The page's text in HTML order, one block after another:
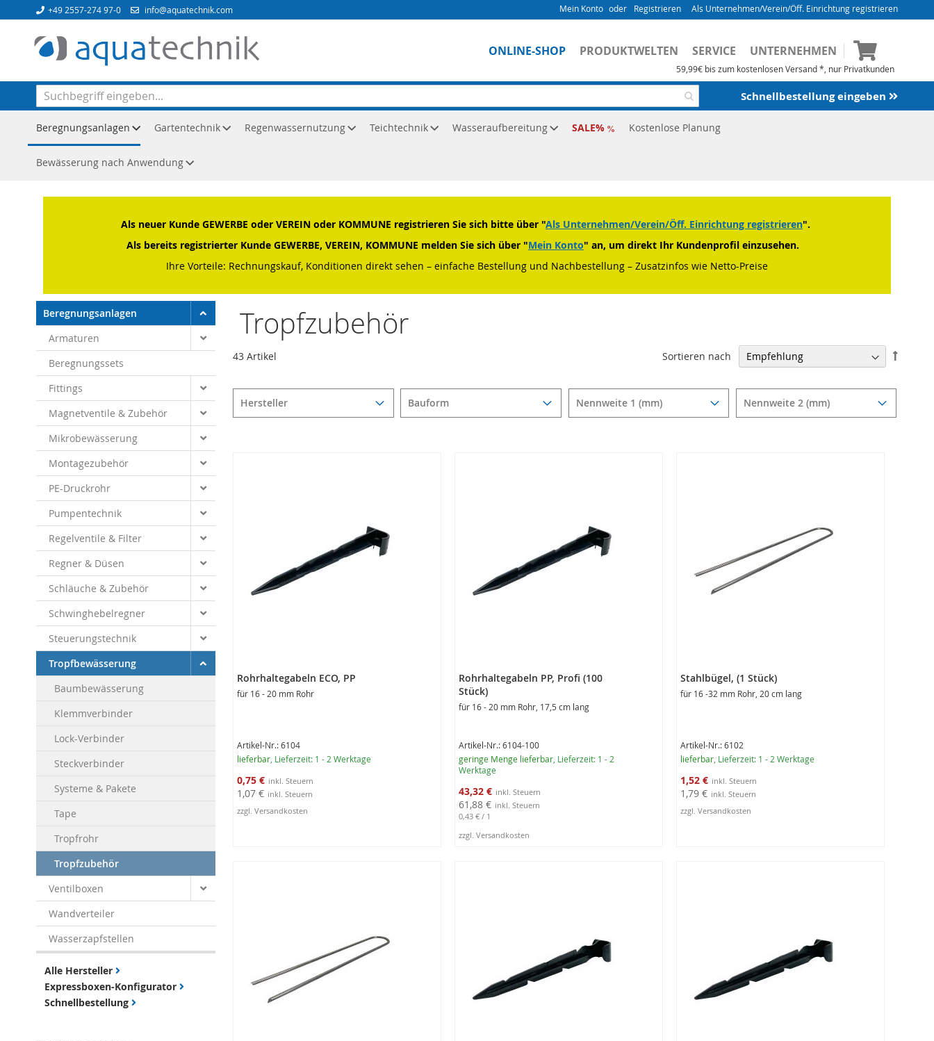
+49 2557-274 97-0 info@aquatechnik.com
Direkt
zum
Inhalt
Als Unternehmen/Verein/Öff. Einrichtung registrieren
Mein Konto Registrieren
ONLINE-SHOP PRODUKTWELTEN SERVICE UNTERNEHMEN
59,99€ bis zum kostenlosen Versand *, nur Privatkunden
Mein
Schnellbestellung eingeben
Beregnungsanlagen Gartentechnik Regenwassernutzung Teichtechnik Wasseraufbereitung SALE Kostenlose Planung
Bewässerung nach Anwendung
Startseite Beregnungsanlagen
Als neuer Kunde GEWERBE oder VEREIN oder KOMMUNE registrieren Sie sich bitte über "Als Unternehmen/Verein/Öff. Einrichtung registrieren".
Als bereits registrierter Kunde GEWERBE, VEREIN, KOMMUNE melden Sie sich über "Mein Konto" an, um direkt Ihr Kundenprofil einzusehen.
Ihre Vorteile: Rechnungskauf, Konditionen direkt sehen – einfache Bestellung und Nachbestellung – Zusatzinfos wie Netto-Preise
Tropfzubehör
43 Artikel Sortieren nach
In
Hersteller
Bauform Nennweite 1 (mm) Nennweite 2 (mm)
Rohrhaltegabeln ECO, PP
für 16 - 20 mm Rohr
Artikel-Nr.: 6104
lieferbar , Lieferzeit: 1 - 2 Werktage
Sonderangebot
0,75 €
1,07 €
zzgl. Versandkosten
Rohrhaltegabeln PP, Profi (100
Stück)
für 16 - 20 mm Rohr, 17,5 cm lang
Artikel-Nr.: 6104-100
geringe Menge lieferbar , Lieferzeit: 1 - 2
Werktage
Sonderangebot
43,32 €
61,88 €
0,43 € / 1
zzgl. Versandkosten
Stahlbügel, (1 Stück)
für 16 -32 mm Rohr, 20 cm lang
Artikel-Nr.: 6102
lieferbar , Lieferzeit: 1 - 2 Werktage
Sonderangebot
1,52 €
1,79 €
zzgl. Versandkosten
Beregnungsanlagen
Armaturen
Beregnungssets
Fittings
Magnetventile & Zubehör
Mikrobewässerung
Montagezubehör
PE-Druckrohr
Pumpentechnik
Regelventile & Filter
Regner & Düsen
Schläuche & Zubehör
Schwinghebelregner
Steuerungstechnik
Tropfbewässerung
Baumbewässerung
Klemmverbinder
Lock-Verbinder
Steckverbinder
Systeme & Pakete
Tape
Tropfrohr
Tropfzubehör
Ventilboxen
Wandverteiler
Wasserzapfstellen
Alle Hersteller
Expressboxen-Konfigurator
Schnellbestellung